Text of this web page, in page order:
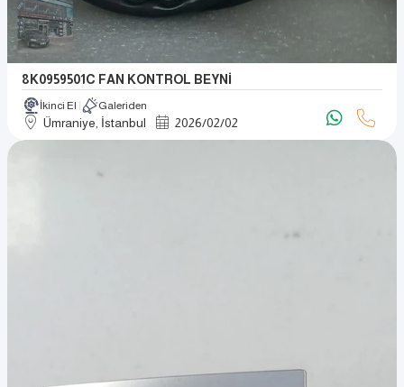
8K0959501C FAN KONTROL BEYNİ
İkinci El Galeriden
Ümraniye, İstanbul 2026/02/02